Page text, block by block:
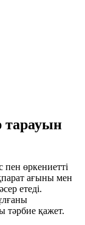
тарауын
өркениетті
ағыны мен
етеді.
тәрбие қажет.